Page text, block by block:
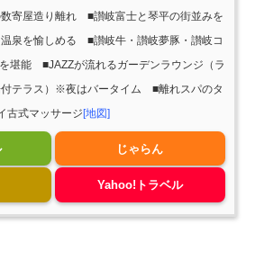
寄屋造り離れ ■讃岐富士と琴平の街並みを
泉を愉しめる ■讃岐牛・讃岐夢豚・讃岐コ
堪能 ■JAZZが流れるガーデンラウンジ（ラ
付テラス）※夜はバータイム ■離れスパのタ
古式マッサージ [地図]
じゃらん
Yahoo!トラベル